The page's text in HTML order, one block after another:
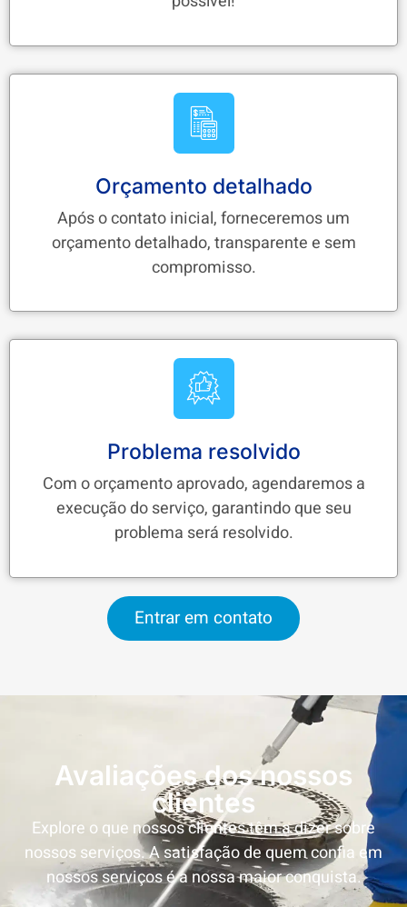
Orçamento detalhado
Após o contato inicial, forneceremos um
orçamento detalhado, transparente e sem
compromisso.
Problema resolvido
Com o orçamento aprovado, agendaremos a
execução do serviço, garantindo que seu
problema será resolvido.
Entrar em contato
Avaliações dos nossos
clientes
Explore o que nossos clientes têm a dizer sobre
nossos serviços. A satisfação de quem confia em
nossos serviços é a nossa maior conquista.